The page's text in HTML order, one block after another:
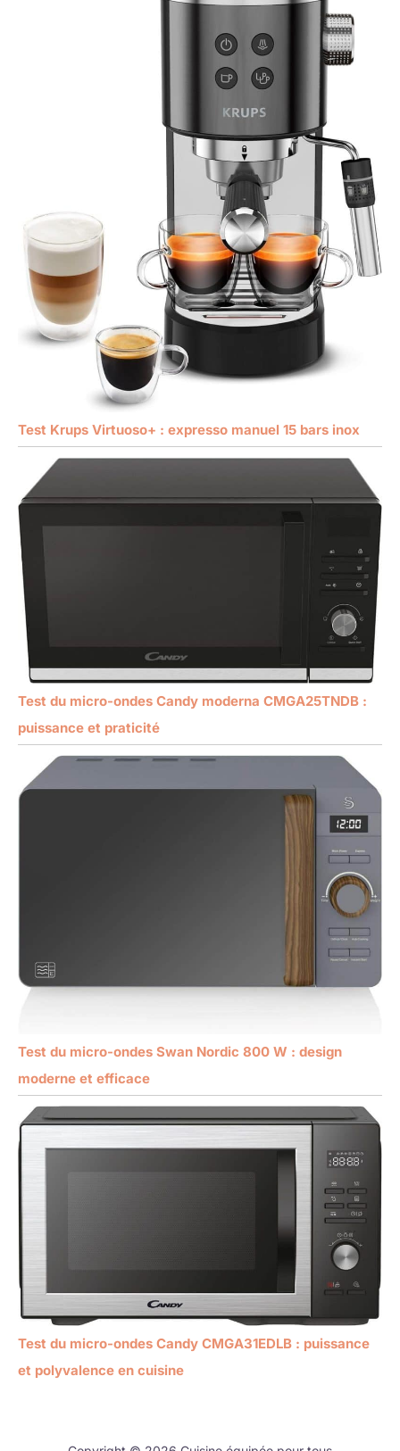
Test Krups Virtuoso+ : expresso manuel 15 bars inox
Test du micro-ondes Candy moderna CMGA25TNDB :
puissance et praticité
Test du micro-ondes Swan Nordic 800 W : design
moderne et efficace
Test du micro-ondes Candy CMGA31EDLB : puissance
et polyvalence en cuisine